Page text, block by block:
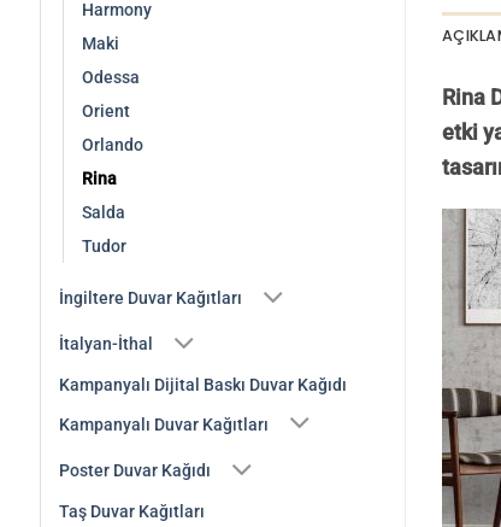
Harmony
Maki
Odessa
Orient
Orlando
Rina
Salda
Tudor
İngiltere Duvar Kağıtları
İtalyan-İthal
Kampanyalı Dijital Baskı Duvar Kağıdı
Kampanyalı Duvar Kağıtları
Poster Duvar Kağıdı
Taş Duvar Kağıtları
Rina
etki